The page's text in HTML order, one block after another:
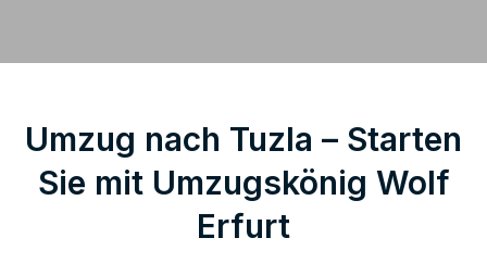
Umzug nach Tuzla – Starten
Sie mit Umzugskönig Wolf
Erfurt